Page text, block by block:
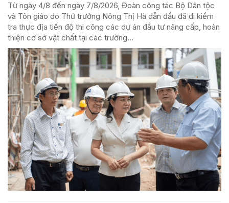
Từ ngày 4/8 đến ngày 7/8/2026, Đoàn công tác Bộ Dân tộc
và Tôn giáo do Thứ trưởng Nông Thị Hà dẫn đầu đã đi kiểm
tra thực địa tiến độ thi công các dự án đầu tư nâng cấp, hoàn
thiện cơ sở vật chất tại các trường...